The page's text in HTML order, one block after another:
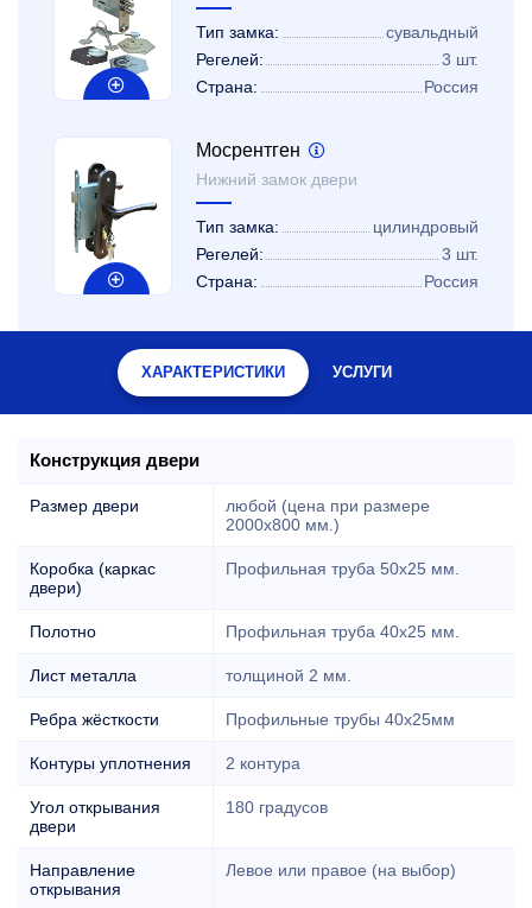
Тип замка:
сувальдный
Регелей:
3 шт.
Страна:
Россия
Мосрентген
Нижний замок двери
Тип замка:
цилиндровый
Регелей:
3 шт.
Страна:
Россия
ХАРАКТЕРИСТИКИ УСЛУГИ
Конструкция двери
Размер двери
любой (цена при размере
2000x800 мм.)
Коробка (каркас
двери)
Профильная труба 50х25 мм.
Полотно Профильная труба 40х25 мм.
Лист металла толщиной 2 мм.
Ребра жёсткости Профильные трубы 40х25мм
Контуры уплотнения 2 контура
Угол открывания
двери
180 градусов
Направление
открывания
Левое или правое (на выбор)